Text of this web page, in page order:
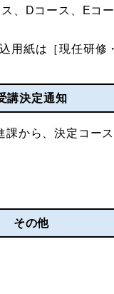
、Dコース、Eコ
紙は［現任研修
講決定通知
から、決定コー
その他